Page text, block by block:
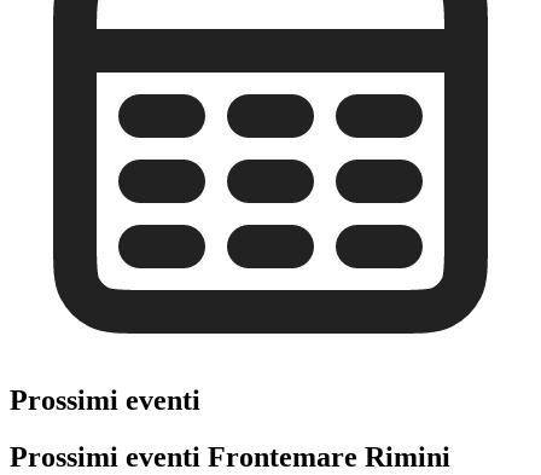
Prossimi eventi
Prossimi eventi Frontemare Rimini